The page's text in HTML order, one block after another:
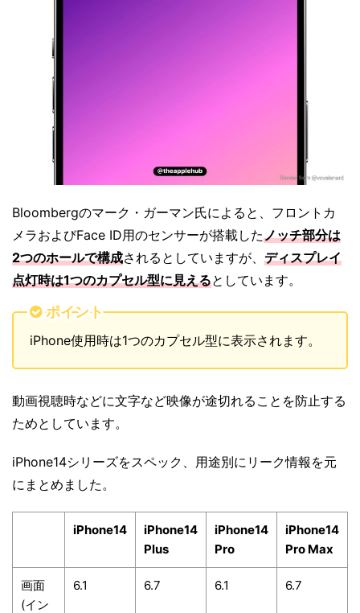
Bloombergのマーク・ガーマン氏によると、フロントカ
メラおよびFace ID用のセンサーが搭載したノッチ部分は
2つのホールで構成されるとしていますが、 ディスプレイ
点灯時は1つのカプセル型に見えるとしています。
ポイント
iPhone使用時は1つのカプセル型に表示されます。
動画視聴時などに文字など映像が途切れることを防止する
ためとしています。
iPhone14シリーズをスペック、用途別にリーク情報を元
にまとめました。
iPhone14
iPhone14
Plus
iPhone14
Pro
iPhone14
Pro Max
画面
(イン
6.1 6.7 6.1 6.7